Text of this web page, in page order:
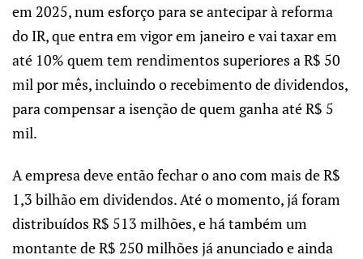
em 2025, num esforço para se antecipar à reforma
do IR, que entra em vigor em janeiro e vai taxar em
até 10% quem tem rendimentos superiores a R$ 50
mil por mês, incluindo o recebimento de dividendos,
para compensar a isenção de quem ganha até R$ 5
mil.
A empresa deve então fechar o ano com mais de R$
1,3 bilhão em dividendos. Até o momento, já foram
distribuídos R$ 513 milhões, e há também um
montante de R$ 250 milhões já anunciado e ainda